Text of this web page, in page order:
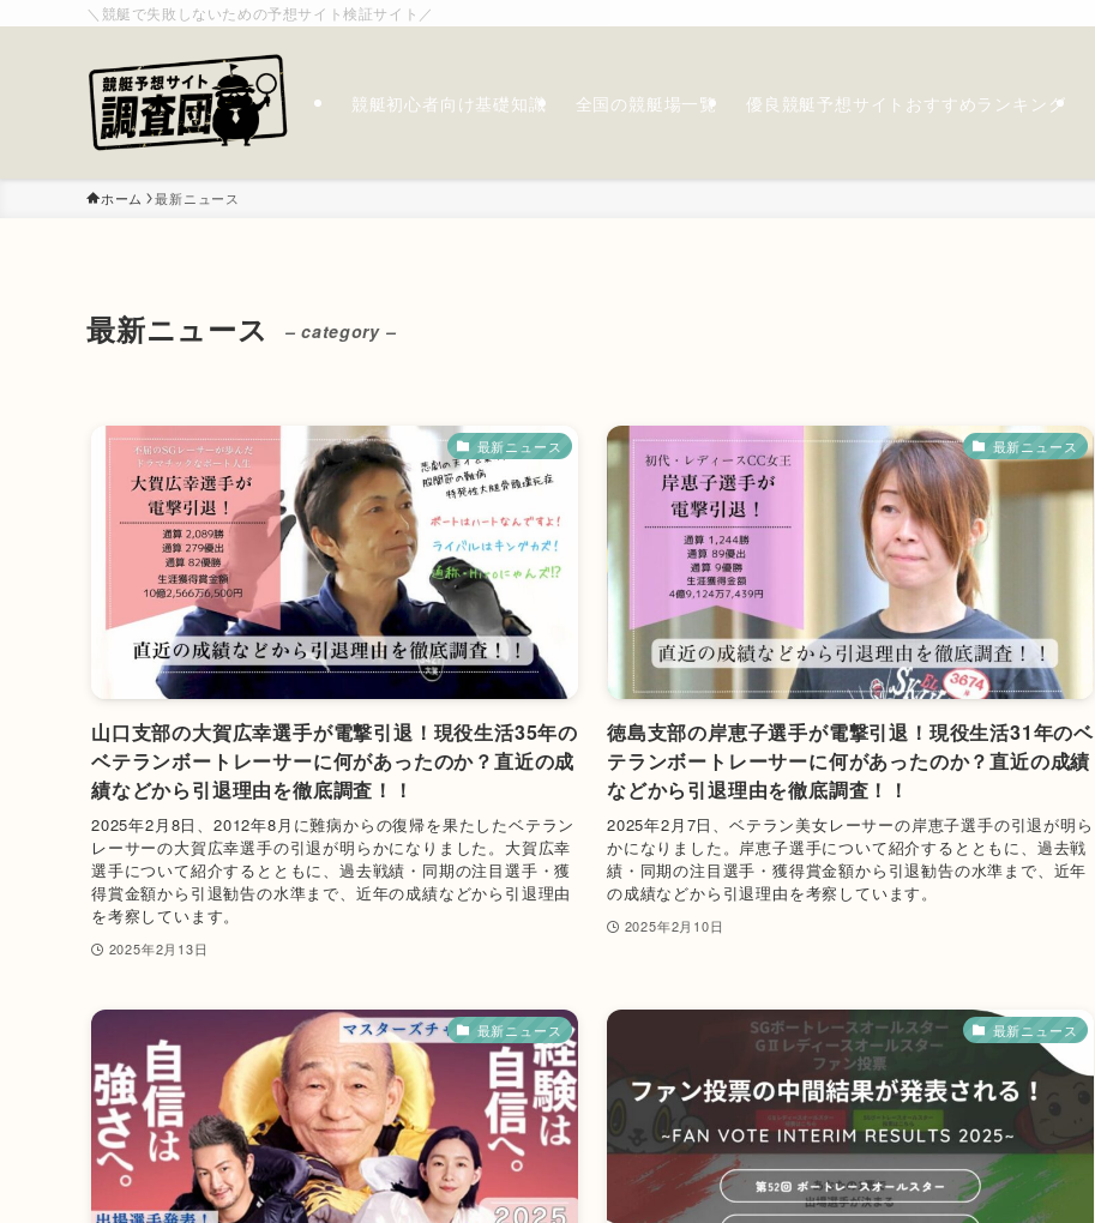
＼競艇で失敗しないための予想サイト検証サイト／
競艇初心者向け基礎知識 全国の競艇場一覧 優良競艇予想サイトおすすめランキング
ホーム 最新ニュース
最新ニュース – category –
最新ニュース
山口支部の大賀広幸選手が電撃引退！現役生活35年の
ベテランボートレーサーに何があったのか？直近の成
績などから引退理由を徹底調査！！
2025年2月8日、2012年8月に難病からの復帰を果たしたベテラン
レーサーの大賀広幸選手の引退が明らかになりました。大賀広幸
選手について紹介するとともに、過去戦績・同期の注目選手・獲
得賞金額から引退勧告の水準まで、近年の成績などから引退理由
を考察しています。
2025年2月13日
最新ニュース
徳島支部の岸恵子選手が電撃引退！現役生活31年のベ
テランボートレーサーに何があったのか？直近の成績
などから引退理由を徹底調査！！
2025年2月7日、ベテラン美女レーサーの岸恵子選手の引退が明ら
かになりました。岸恵子選手について紹介するとともに、過去戦
績・同期の注目選手・獲得賞金額から引退勧告の水準まで、近年
の成績などから引退理由を考察しています。
2025年2月10日
最新ニュース 最新ニュース